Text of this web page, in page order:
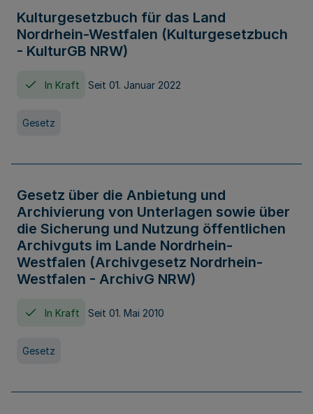
Kulturgesetzbuch für das Land
Nordrhein-Westfalen (Kulturgesetzbuch
- KulturGB NRW)
In Kraft Seit 01. Januar 2022
Gesetz
Gesetz über die Anbietung und
Archivierung von Unterlagen sowie über
die Sicherung und Nutzung öffentlichen
Archivguts im Lande Nordrhein-
Westfalen (Archivgesetz Nordrhein-
Westfalen - ArchivG NRW)
In Kraft Seit 01. Mai 2010
Gesetz